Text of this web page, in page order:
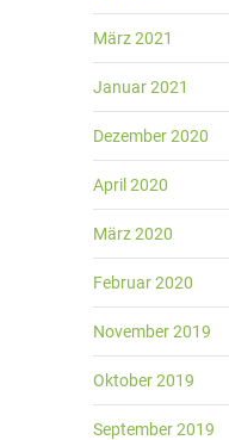
März 2021
Januar 2021
Dezember 2020
April 2020
März 2020
Februar 2020
November 2019
Oktober 2019
September 2019